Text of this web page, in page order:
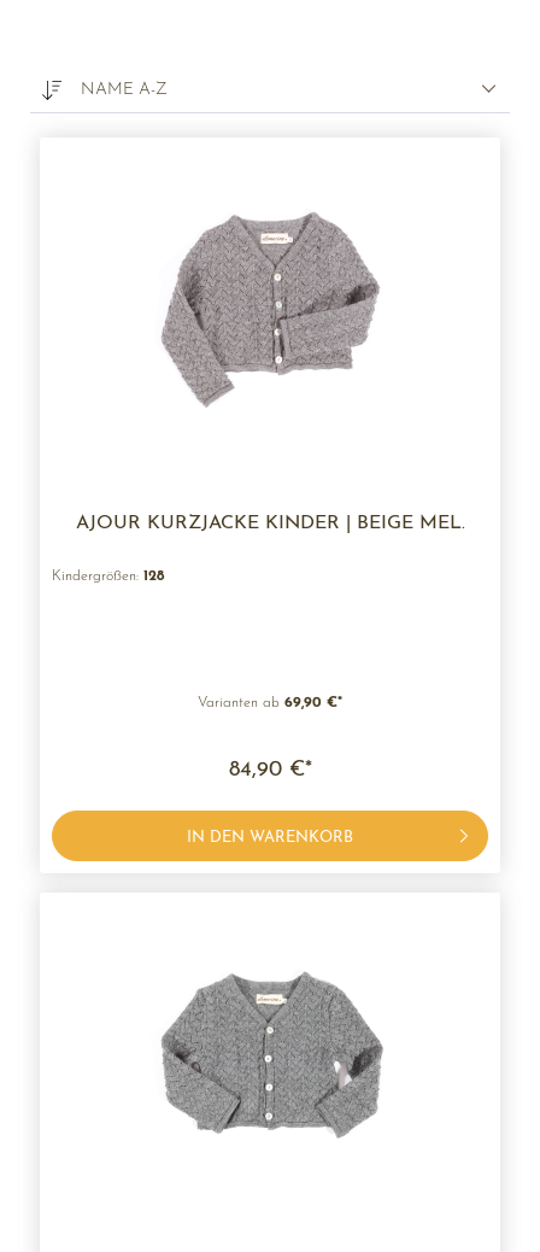
NAME A-Z
AJOUR KURZJACKE KINDER | BEIGE MEL.
Kindergrößen: 128
Varianten ab 69,90 €*
84,90 €*
IN DEN WARENKORB